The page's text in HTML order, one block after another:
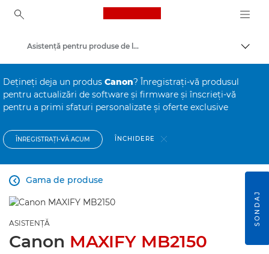
Canon Logo, back to
Asistenţă pentru produse de larg consum
Deţineţi deja un produs Canon? Înregistraţi-vă produsul
pentru actualizări de software şi firmware şi înscrieţi-vă
pentru a primi sfaturi personalizate şi oferte exclusive
ÎNREGISTRAŢI-VĂ ACUM ÎNCHIDERE
Gama de produse

ASISTENŢĂ
Canon MAXIFY MB2150
SONDAJ